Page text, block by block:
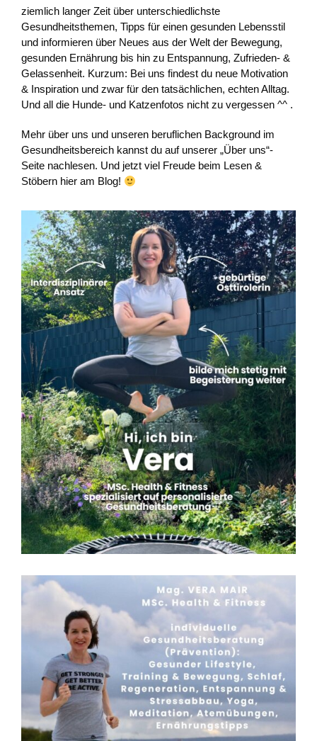
ziemlich langer Zeit über unterschiedlichste
Gesundheitsthemen, Tipps für einen gesunden Lebensstil
und informieren über Neues aus der Welt der Bewegung,
gesunden Ernährung bis hin zu Entspannung, Zufrieden- &
Gelassenheit. Kurzum: Bei uns findest du neue Motivation
& Inspiration und zwar für den tatsächlichen, echten Alltag.
Und all die Hunde- und Katzenfotos nicht zu vergessen ^^ .
Mehr über uns und unseren beruflichen Background im
Gesundheitsbereich kannst du auf unserer „Über uns“-
Seite nachlesen. Und jetzt viel Freude beim Lesen &
Stöbern hier am Blog!